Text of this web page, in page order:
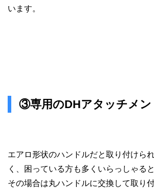
います。
③専用のDHアタッチメン
エアロ形状のハンドルだと取り付けら
く、困っている方も多くいらっしゃる
その場合は丸ハンドルに交換して取り